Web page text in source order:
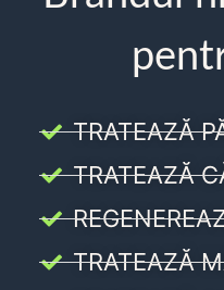
TRATEAZĂ
TRATEAZĂ
TRATEAZĂ